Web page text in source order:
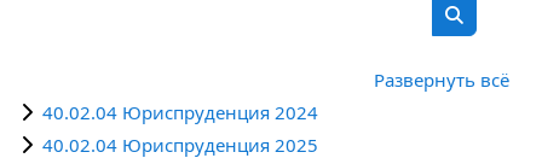
Поиск
Развернуть всё
40.02.04 Юриспруденция 2024
40.02.04 Юриспруденция 2025